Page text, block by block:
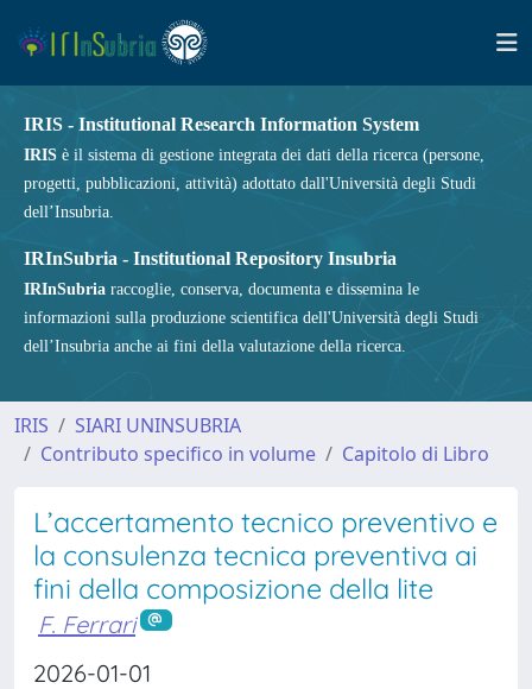
IRIS - Institutional Research Information System
IRIS è il sistema di gestione integrata dei dati della ricerca (persone,
progetti, pubblicazioni, attività) adottato dall'Università degli Studi
dell’Insubria.
IRInSubria - Institutional Repository Insubria
IRInSubria raccoglie, conserva, documenta e dissemina le
informazioni sulla produzione scientifica dell'Università degli Studi
dell’Insubria anche ai fini della valutazione della ricerca.
IRIS
SIARI UNINSUBRIA
Contributo specifico in volume
Capitolo di Libro
L’accertamento tecnico preventivo e
la consulenza tecnica preventiva ai
fini della composizione della lite
F. Ferrari
2026-01-01